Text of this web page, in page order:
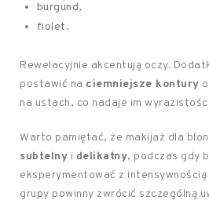
burgund,
fiolet.
Rewelacyjnie akcentują oczy.
postawić na ciemniejsze kontury
na ustach, co nadaje im
Warto pamiętać, że makijaż dla
subtelny i delikatny, podczas gdy
eksperymentować z
grupy powinny zwrócić szczególną